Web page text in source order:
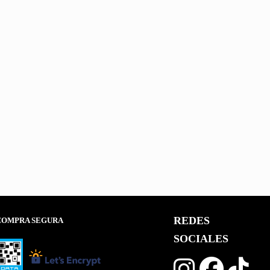
SEGURA
REDES
SOCIALES